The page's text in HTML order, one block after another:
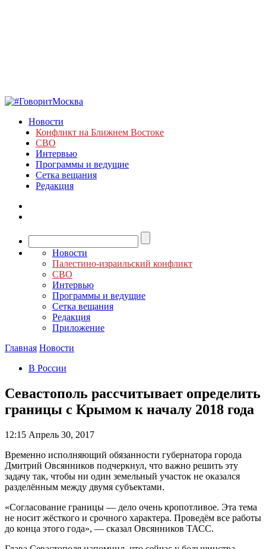
Новости
Конфликт на Ближнем Востоке
СВО
Интервью
Программы и ведущие
Сетка вещания
Редакция
Новости
Палестино-израильский конфликт
СВО
Интервью
Программы и ведущие
Сетка вещания
Редакция
Приложение
Главная Новости
В России
Севастополь рассчитывает определить
границы с Крымом к началу 2018 года
12:15 Апрель 30, 2017
Временно исполняющий обязанности губернатора города
Дмитрий Овсянников подчеркнул, что важно решить эту
задачу так, чтобы ни один земельный участок не оказался
разделённым между двумя субъектами.
«Согласование границы — дело очень кропотливое. Эта тема
не носит жёсткого и срочного характера. Проведём все работы
до конца этого года», — сказал Овсянников ТАСС.